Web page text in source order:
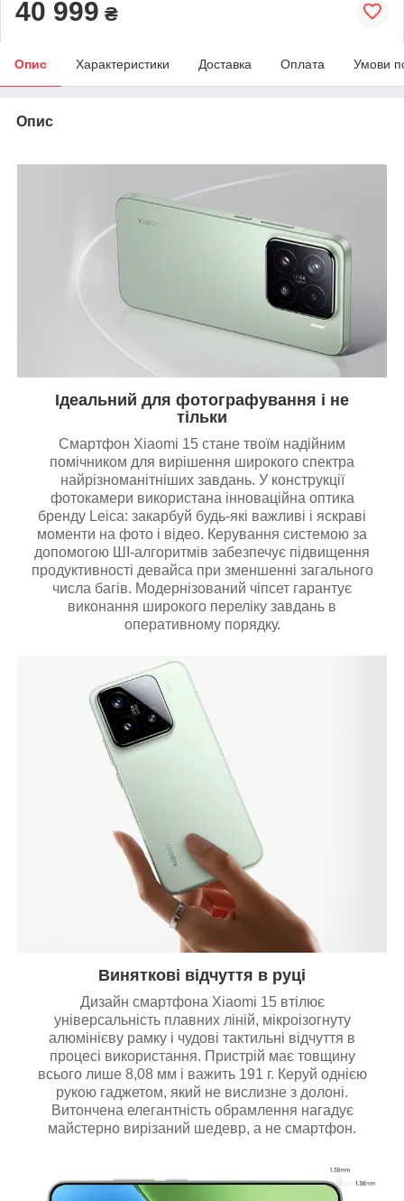
40 999 ₴
Опис Характеристики Доставка Оплата Умови
Опис
Ідеальний для фотографування і не
тільки
Смартфон Xiaomi 15 стане твоїм надійним
помічником для вирішення широкого спектра
найрізноманітніших завдань. У конструкції
фотокамери використана інноваційна оптика
бренду Leica: закарбуй будь-які важливі і яскраві
моменти на фото і відео. Керування системою за
допомогою ШІ-алгоритмів забезпечує підвищення
продуктивності девайса при зменшенні загального
числа багів. Модернізований чіпсет гарантує
виконання широкого переліку завдань в
оперативному порядку.
Виняткові відчуття в руці
Дизайн смартфона Xiaomi 15 втілює
універсальність плавних ліній, мікроізогнуту
алюмінієву рамку і чудові тактильні відчуття в
процесі використання. Пристрій має товщину
всього лише 8,08 мм і важить 191 г. Керуй однією
рукою гаджетом, який не вислизне з долоні.
Витончена елегантність обрамлення нагадує
майстерно вирізаний шедевр, а не смартфон.